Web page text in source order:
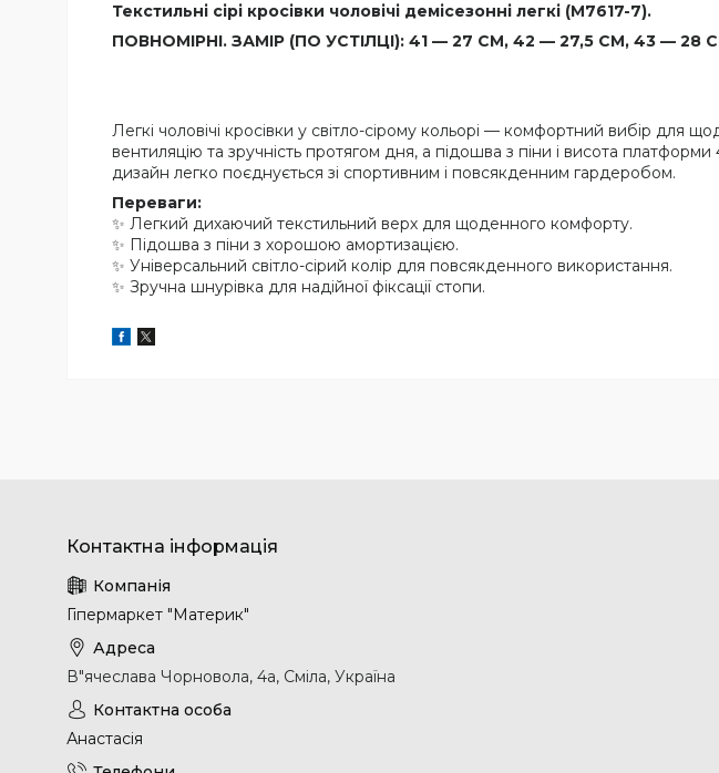
Текстильні сірі кросівки чоловічі демісезонні легкі (M7617-7).
ПОВНОМІРНІ. ЗАМІР (ПО УСТІЛЦІ): 41 — 27 СМ, 42 — 27,5 СМ, 43 —
Легкі чоловічі кросівки у світло-сірому кольорі — комфортний вибір
вентиляцію та зручність протягом дня, а підошва з піни і висота
дизайн легко поєднується зі спортивним і повсякденним гардеробом.
Переваги:
✨ Легкий дихаючий текстильний верх для щоденного комфорту.
✨ Підошва з піни з хорошою амортизацією.
✨ Універсальний світло-сірий колір для повсякденного використання.
✨ Зручна шнурівка для надійної фіксації стопи.
Гіпермаркет "Материк"
В"ячеслава Чорновола, 4а, Сміла, Україна
Анастасія